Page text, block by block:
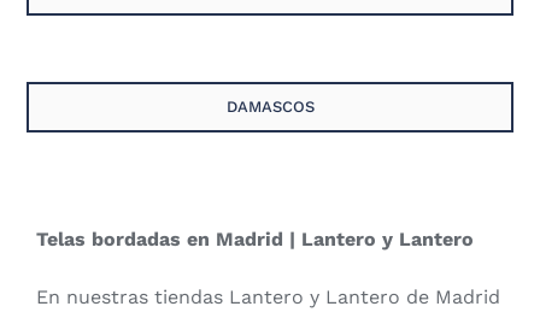
DAMASCOS
Telas bordadas en Madrid | Lantero y Lantero
En nuestras tiendas Lantero y Lantero de Madrid